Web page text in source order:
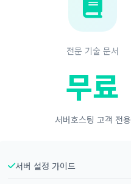
전문 기술 문서
무료
서버호스팅 고객 전용
서버 설정 가이드